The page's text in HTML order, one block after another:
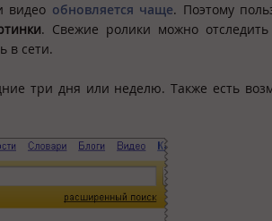
видео обновляется чаще. Поэтому
. Свежие ролики можно
в сети.
три дня или неделю. Также есть